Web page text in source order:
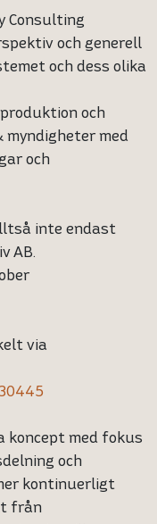
Consulting
och generell
och dess olika
och
med
och
inte endast
AB.
via
koncept med fokus
och
kontinuerligt
från